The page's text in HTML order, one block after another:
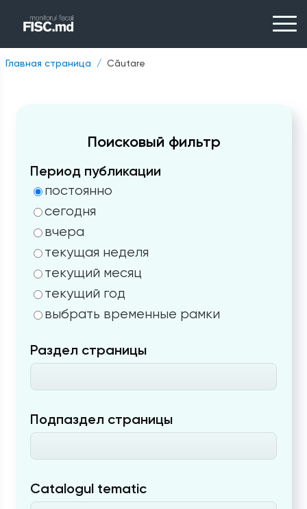
Главная страница Căutare
Поисковый фильтр
Период публикации
постоянно
сегодня
вчера
текущая неделя
текущий месяц
текущий год
выбрать временные рамки
Раздел страницы
Подпаздел страницы
Catalogul tematic